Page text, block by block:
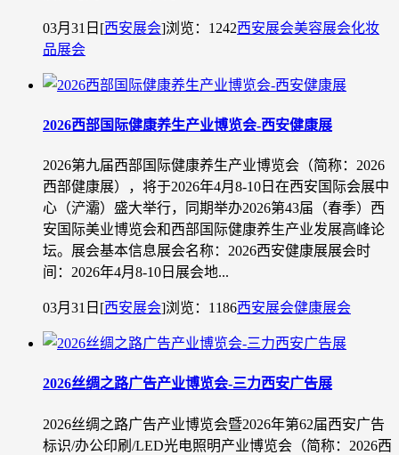
03月31日 [西安展会]浏览：1242西安展会美容展会化妆
品展会
​2026西部国际健康养生产业博览会-西安健康展
2026第九届西部国际健康养生产业博览会（简称：2026
西部健康展），将于2026年4月8-10日在西安国际会展中
心（浐灞）盛大举行，同期举办2026第43届（春季）西
安国际美业博览会和西部国际健康养生产业发展高峰论
坛。展会基本信息展会名称：2026西安健康展展会时
间：2026年4月8-10日展会地...
03月31日 [西安展会]浏览：1186西安展会健康展会
2026丝绸之路广告产业博览会-三力西安广告展
2026丝绸之路广告产业博览会暨2026年第62届西安广告
标识/办公印刷/LED光电照明产业博览会（简称：2026西